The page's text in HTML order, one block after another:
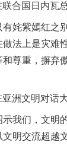
国日内瓦
紫嫣红之别
法上是灾难
尊重，摒弃
文明对话大
们，文明的
明交流超越